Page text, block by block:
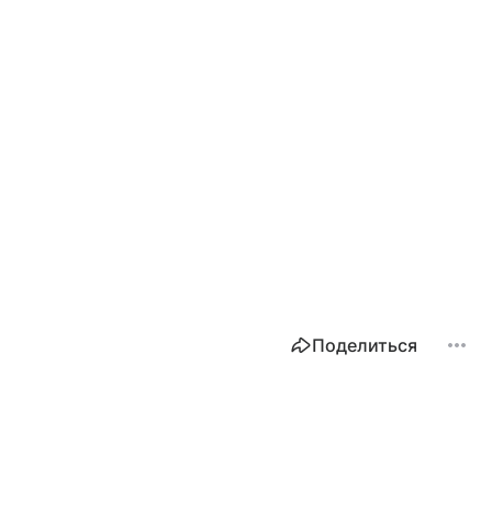
Поделиться